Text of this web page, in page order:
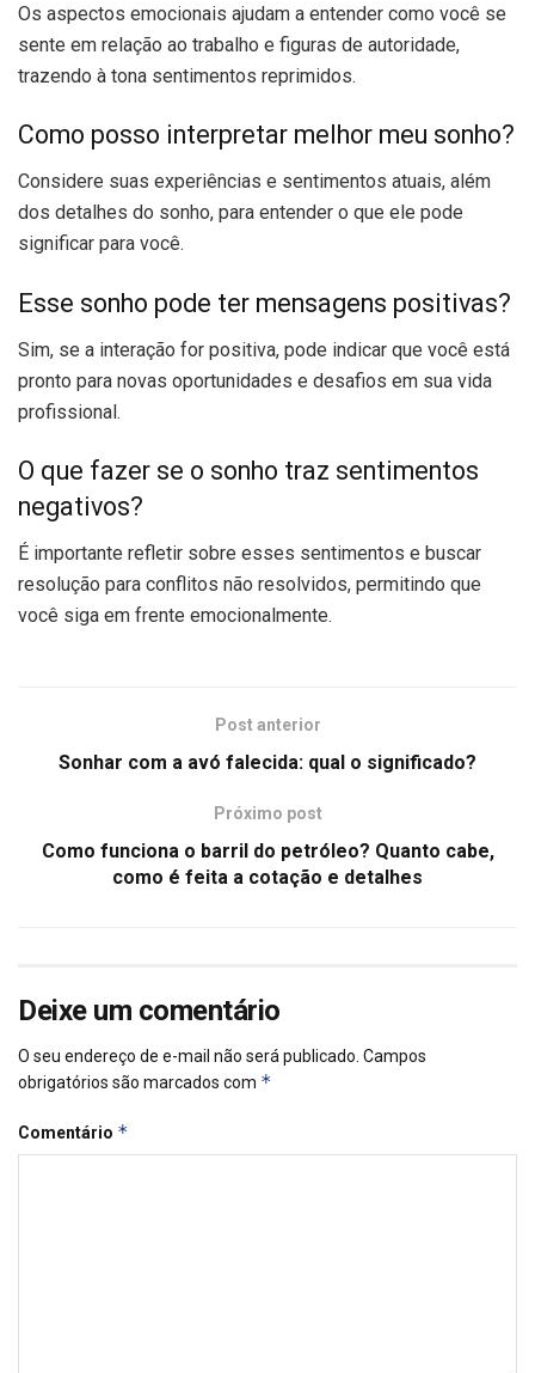
Os aspectos emocionais ajudam a entender como você se
sente em relação ao trabalho e figuras de autoridade,
trazendo à tona sentimentos reprimidos.
Como posso interpretar melhor meu sonho?
Considere suas experiências e sentimentos atuais, além
dos detalhes do sonho, para entender o que ele pode
significar para você.
Esse sonho pode ter mensagens positivas?
Sim, se a interação for positiva, pode indicar que você está
pronto para novas oportunidades e desafios em sua vida
profissional.
O que fazer se o sonho traz sentimentos
negativos?
É importante refletir sobre esses sentimentos e buscar
resolução para conflitos não resolvidos, permitindo que
você siga em frente emocionalmente.
Post anterior
Sonhar com a avó falecida: qual o significado?
Próximo post
Como funciona o barril do petróleo? Quanto cabe,
como é feita a cotação e detalhes
Deixe um comentário
O seu endereço de e-mail não será publicado. Campos
obrigatórios são marcados com *
Comentário *